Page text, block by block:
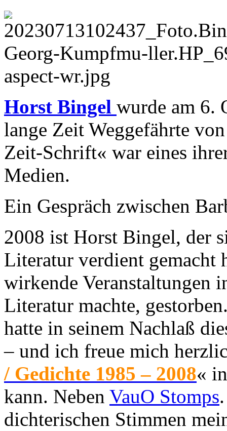
Horst Bingel wurde am 6.
lange Zeit Weggefährte
Zeit-Schrift« war eines
Medien.
Ein Gespräch zwischen
2008 ist Horst Bingel, der
Literatur verdient gemacht
wirkende Veranstaltungen
Literatur machte,
hatte in seinem Nachlaß
– und ich freue mich
/ Gedichte 1985 – 2008«
kann. Neben VauO Stomps
dichterischen Stimmen